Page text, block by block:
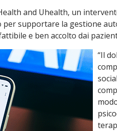
and Uhealth, un
supportare la gestione
e ben accolto dai
“Il